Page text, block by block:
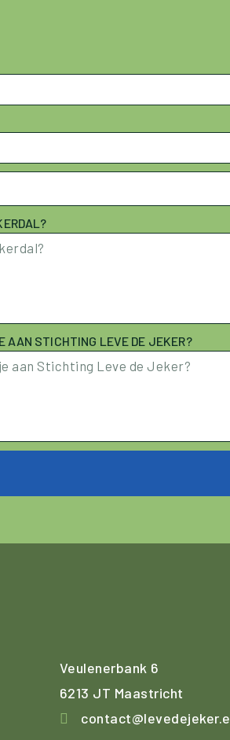
AAN STICHTING LEVE DE JEKER?
Veulenerbank 6
6213 JT Maastricht